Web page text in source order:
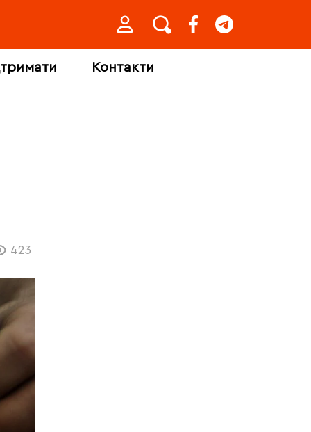
Контакти
423